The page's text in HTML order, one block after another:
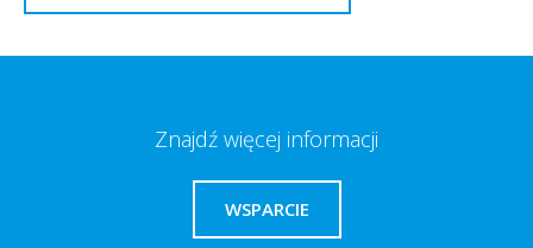
Znajdź więcej informacji
WSPARCIE